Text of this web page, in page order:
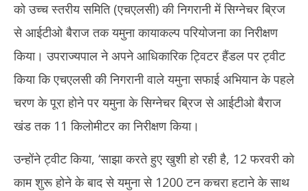
NOW VIEWING
दिल्ली के उपराज्यपाल ने किया यमुना कायाकल्प परियोजना का निरीक्षण, ट्वीट कर
जाहिर की खुशी
May
1,
2023
को उच्च स्तरीय समिति (एचएलसी) की निगरानी में सिग्नेचर ब्रिज
से आईटीओ बैराज तक यमुना कायाकल्प परियोजना का निरीक्षण
किया। उपराज्यपाल ने अपने आधिकारिक ट्विटर हैंडल पर ट्वीट
किया कि एचएलसी की निगरानी वाले यमुना सफाई अभियान के पहले
चरण के पूरा होने पर यमुना के सिग्नेचर ब्रिज से आईटीओ बैराज
खंड तक 11 किलोमीटर का निरीक्षण किया।
उन्होंने ट्वीट किया, ‘साझा करते हुए खुशी हो रही है, 12 फरवरी को
काम शुरू होने के बाद से यमुना से 1200 टन कचरा हटाने के साथ